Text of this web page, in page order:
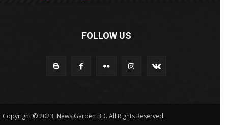
FOLLOW US
Copyright © 2023, News Garden BD. All Rights Reserved.